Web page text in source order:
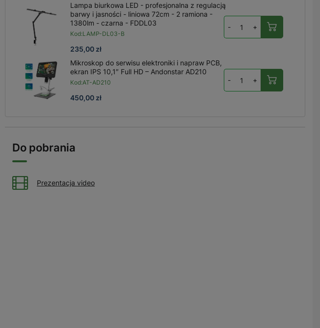
Lampa biurkowa LED - profesjonalna z regulacją
barwy i jasności - liniowa 72cm - 2 ramiona -
1380lm - czarna - FDDL03
Kod:LAMP-DL03-B
235,00 zł
- +
Mikroskop do serwisu elektroniki i napraw PCB,
ekran IPS 10,1″ Full HD – Andonstar AD210
Kod:AT-AD210
450,00 zł
- +
Do pobrania
Prezentacja video